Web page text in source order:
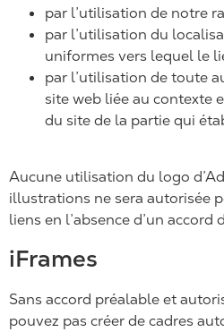
par l’utilisation de notre
par l’utilisation du
uniformes vers lequel le
par l’utilisation de toute
site web liée au contexte
du site de la partie qui
Aucune utilisation du logo
illustrations ne sera autorisée
liens en l’absence d’un accord
iFrames
Sans accord préalable et
pouvez pas créer de cadres